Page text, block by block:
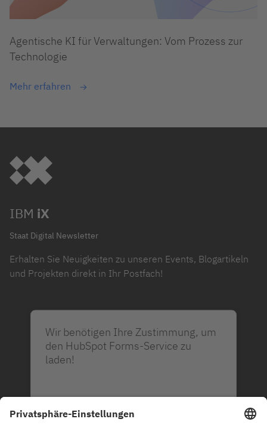
Agentische KI für Verwaltungen: Vom Prozess zur
Technologie
Mehr erfahren
IBM iX
Staat Digital Newsletter
Erhalten Sie Neuigkeiten zu unseren Events, Blogartikeln
und Projekten direkt in Ihr Postfach!
Wir benötigen Ihre Zustimmung, um
den HubSpot Forms-Service zu
laden!
Details durch und stimmen Sie der Nutzung des